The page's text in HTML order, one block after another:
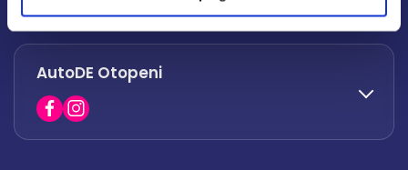
office.afumati@autode.ro
0730 063 852
0730 063 851
AutoDE Otopeni